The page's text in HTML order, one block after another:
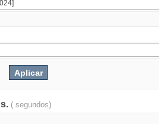
( segundos)